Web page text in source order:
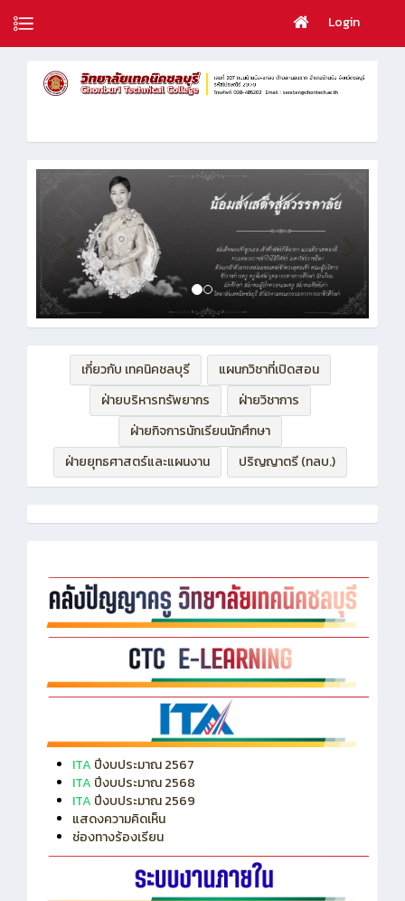
Login
เกี่ยวกับ เทคนิคชลบุรี
แผนกวิชาที่เปิดสอน
ฝ่ายบริหารทรัพยากร
ฝ่ายวิชาการ
ฝ่ายกิจการนักเรียนนักศึกษา
ฝ่ายยุทธศาสตร์และแผนงาน
ปริญญาตรี (ทลบ.)
ITA ปีงบประมาณ 2567
ITA ปีงบประมาณ 2568
ITAปีงบประมาณ 2569
แสดงความคิดเห็น
ช่องทางร้องเรียน